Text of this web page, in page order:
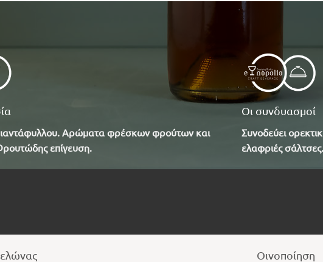
Αρώματα φρέσκων φρούτων και
επίγευση.
Οι συνδυασμοί
Συνοδεύει
ελαφριές
Οινοποίηση